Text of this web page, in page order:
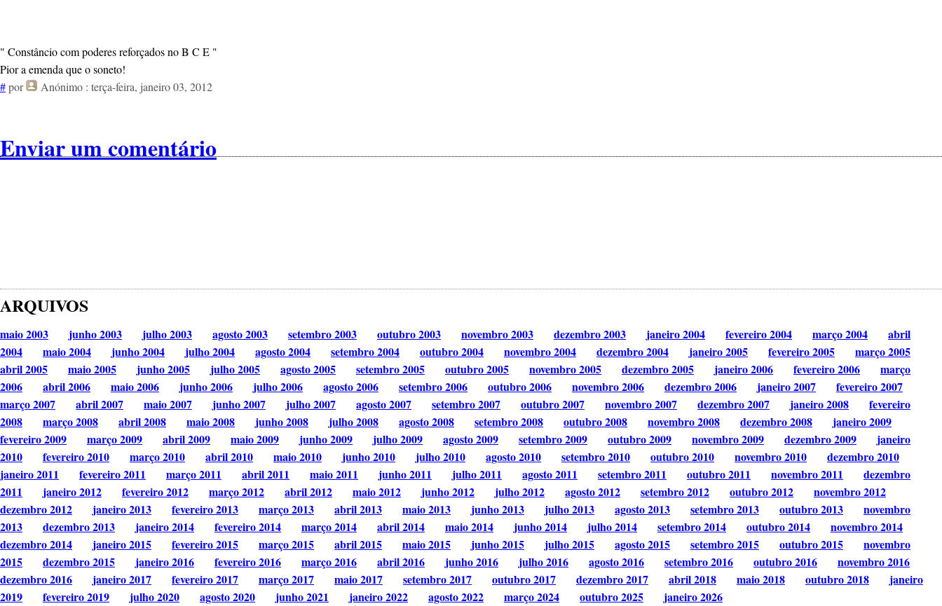
" Constâncio com poderes reforçados no B C E "
Pior a emenda que o soneto!
#por Anónimo : terça-feira, janeiro 03, 2012
Enviar um comentário
ARQUIVOS
maio 2003 junho 2003 julho 2003 agosto 2003 setembro 2003 outubro 2003 novembro 2003 dezembro 2003 janeiro 2004 fevereiro 2004 março 2004
abril
2004
maio 2004 junho 2004 julho 2004 agosto 2004 setembro 2004 outubro 2004 novembro 2004 dezembro 2004 janeiro 2005 fevereiro 2005
março 2005
abril 2005
maio 2005 junho 2005 julho 2005 agosto 2005 setembro 2005 outubro 2005 novembro 2005 dezembro 2005 janeiro 2006 fevereiro 2006
março
2006
abril 2006 maio 2006 junho 2006 julho 2006 agosto 2006 setembro 2006 outubro 2006 novembro 2006 dezembro 2006 janeiro 2007
fevereiro 2007
março 2007
abril 2007 maio 2007 junho 2007 julho 2007 agosto 2007 setembro 2007 outubro 2007 novembro 2007 dezembro 2007 janeiro 2008
fevereiro
2008
março 2008 abril 2008 maio 2008 junho 2008 julho 2008 agosto 2008 setembro 2008 outubro 2008 novembro 2008 dezembro 2008
janeiro 2009
fevereiro 2009
março 2009 abril 2009 maio 2009 junho 2009 julho 2009 agosto 2009 setembro 2009 outubro 2009 novembro 2009 dezembro 2009
janeiro
2010
fevereiro 2010 março 2010 abril 2010 maio 2010 junho 2010 julho 2010 agosto 2010 setembro 2010 outubro 2010 novembro 2010
dezembro 2010
janeiro 2011
fevereiro 2011 março 2011 abril 2011 maio 2011 junho 2011 julho 2011 agosto 2011 setembro 2011 outubro 2011 novembro 2011
dezembro
2011
janeiro 2012 fevereiro 2012 março 2012 abril 2012 maio 2012 junho 2012 julho 2012 agosto 2012 setembro 2012 outubro 2012
novembro 2012
dezembro 2012
janeiro 2013 fevereiro 2013 março 2013 abril 2013 maio 2013 junho 2013 julho 2013 agosto 2013 setembro 2013 outubro 2013
novembro
2013
dezembro 2013 janeiro 2014 fevereiro 2014 março 2014 abril 2014 maio 2014 junho 2014 julho 2014 setembro 2014 outubro 2014
novembro 2014
dezembro 2014
janeiro 2015 fevereiro 2015 março 2015 abril 2015 maio 2015 junho 2015 julho 2015 agosto 2015 setembro 2015 outubro 2015
novembro
2015
dezembro 2015 janeiro 2016 fevereiro 2016 março 2016 abril 2016 junho 2016 julho 2016 agosto 2016 setembro 2016 outubro 2016
novembro 2016
dezembro 2016
janeiro 2017 fevereiro 2017 março 2017 maio 2017 setembro 2017 outubro 2017 dezembro 2017 abril 2018 maio 2018 outubro 2018
janeiro
2019
fevereiro 2019 julho 2020 agosto 2020 junho 2021 janeiro 2022 agosto 2022 março 2024 outubro 2025 janeiro 2026